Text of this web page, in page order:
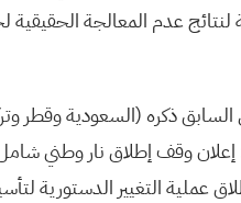
عدم المعالجة
السابق ذكره (السعودية وقطر
وقف إطلاق نار وطني
عملية التغيير الدستورية